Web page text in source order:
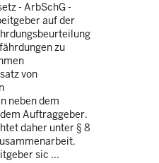
- ArbSchG -
auf der
zu
von
neben dem
Auftraggeber.
daher unter § 8
sic ...